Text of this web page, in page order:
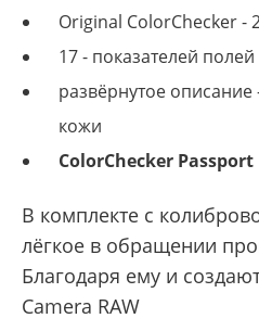
Original ColorChecker -
17 - показателей полей
развёрнутое
кожи
ColorChecker Passport
В комплекте с
лёгкое в обращении
Благодаря ему и
Camera RAW